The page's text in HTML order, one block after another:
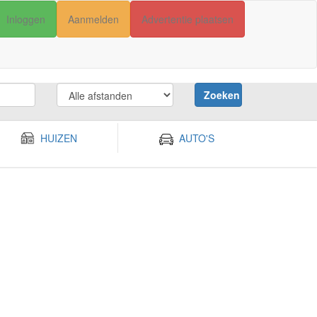
Inloggen Aanmelden Advertentie plaatsen
Zoeken
HUIZEN AUTO'S